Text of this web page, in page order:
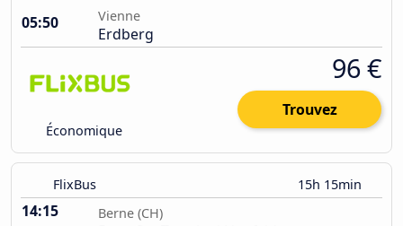
05:50
Vienne
Erdberg
Économique
96 €
Trouvez
FlixBus 15h 15min
14:15 Berne (CH)